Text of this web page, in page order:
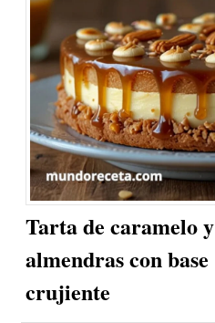
Tarta de caramelo y
almendras con base
crujiente